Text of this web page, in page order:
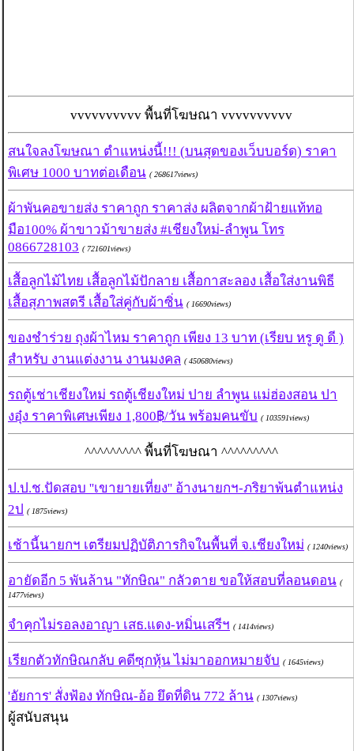
vvvvvvvvvv พื้นที่โฆษณา vvvvvvvvvv
สนใจลงโฆษณา ตำแหน่งนี้!!! (บนสุดของเว็บบอร์ด) ราคา
พิเศษ 1000 บาทต่อเดือน ( 268617views)
ผ้าพันคอขายส่ง ราคาถูก ราคาส่ง ผลิตจากผ้าฝ้ายแท้ทอ
มือ100% ผ้าขาวม้าขายส่ง #เชียงใหม่-ลำพูน โทร
0866728103 ( 721601views)
เสื้อลูกไม้ไทย เสื้อลูกไม้ปักลาย เสื้อกาสะลอง เสื้อใส่งานพิธี
เสื้อสุภาพสตรี เสื้อใส่คู่กับผ้าซิ่น ( 16690views)
ของชำร่วย ถุงผ้าไหม ราคาถูก เพียง 13 บาท (เรียบ หรู ดู ดี )
สำหรับ งานแต่งงาน งานมงคล ( 450680views)
รถตู้เช่าเชียงใหม่ รถตู้เชียงใหม่ ปาย ลำพูน แม่ฮ่องสอน ปา
งอุ๋ง ราคาพิเศษเพียง 1,800฿/วัน พร้อมคนขับ ( 103591views)
^^^^^^^^^ พื้นที่โฆษณา ^^^^^^^^^
ป.ป.ช.ปัดสอบ ''เขายายเที่ยง'' อ้างนายกฯ-ภริยาพ้นตำแหน่ง
2ป ( 1875views)
เช้านี้นายกฯ เตรียมปฏิบัติภารกิจในพื้นที่ จ.เชียงใหม่ ( 1240views)
อายัดอีก 5 พันล้าน "ทักษิณ" กลัวตาย ขอให้สอบที่ลอนดอน (
1477views)
จำคุกไม่รอลงอาญา เสธ.แดง-หมิ่นเสรีฯ ( 1414views)
เรียกตัวทักษิณกลับ คดีซุกหุ้น ไม่มาออกหมายจับ ( 1645views)
'อัยการ' สั่งฟ้อง ทักษิณ-อ้อ ยึดที่ดิน 772 ล้าน ( 1307views)
ผู้สนับสนุน